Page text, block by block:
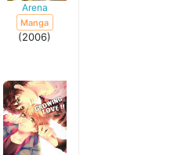
Arena
Manga
(2006)